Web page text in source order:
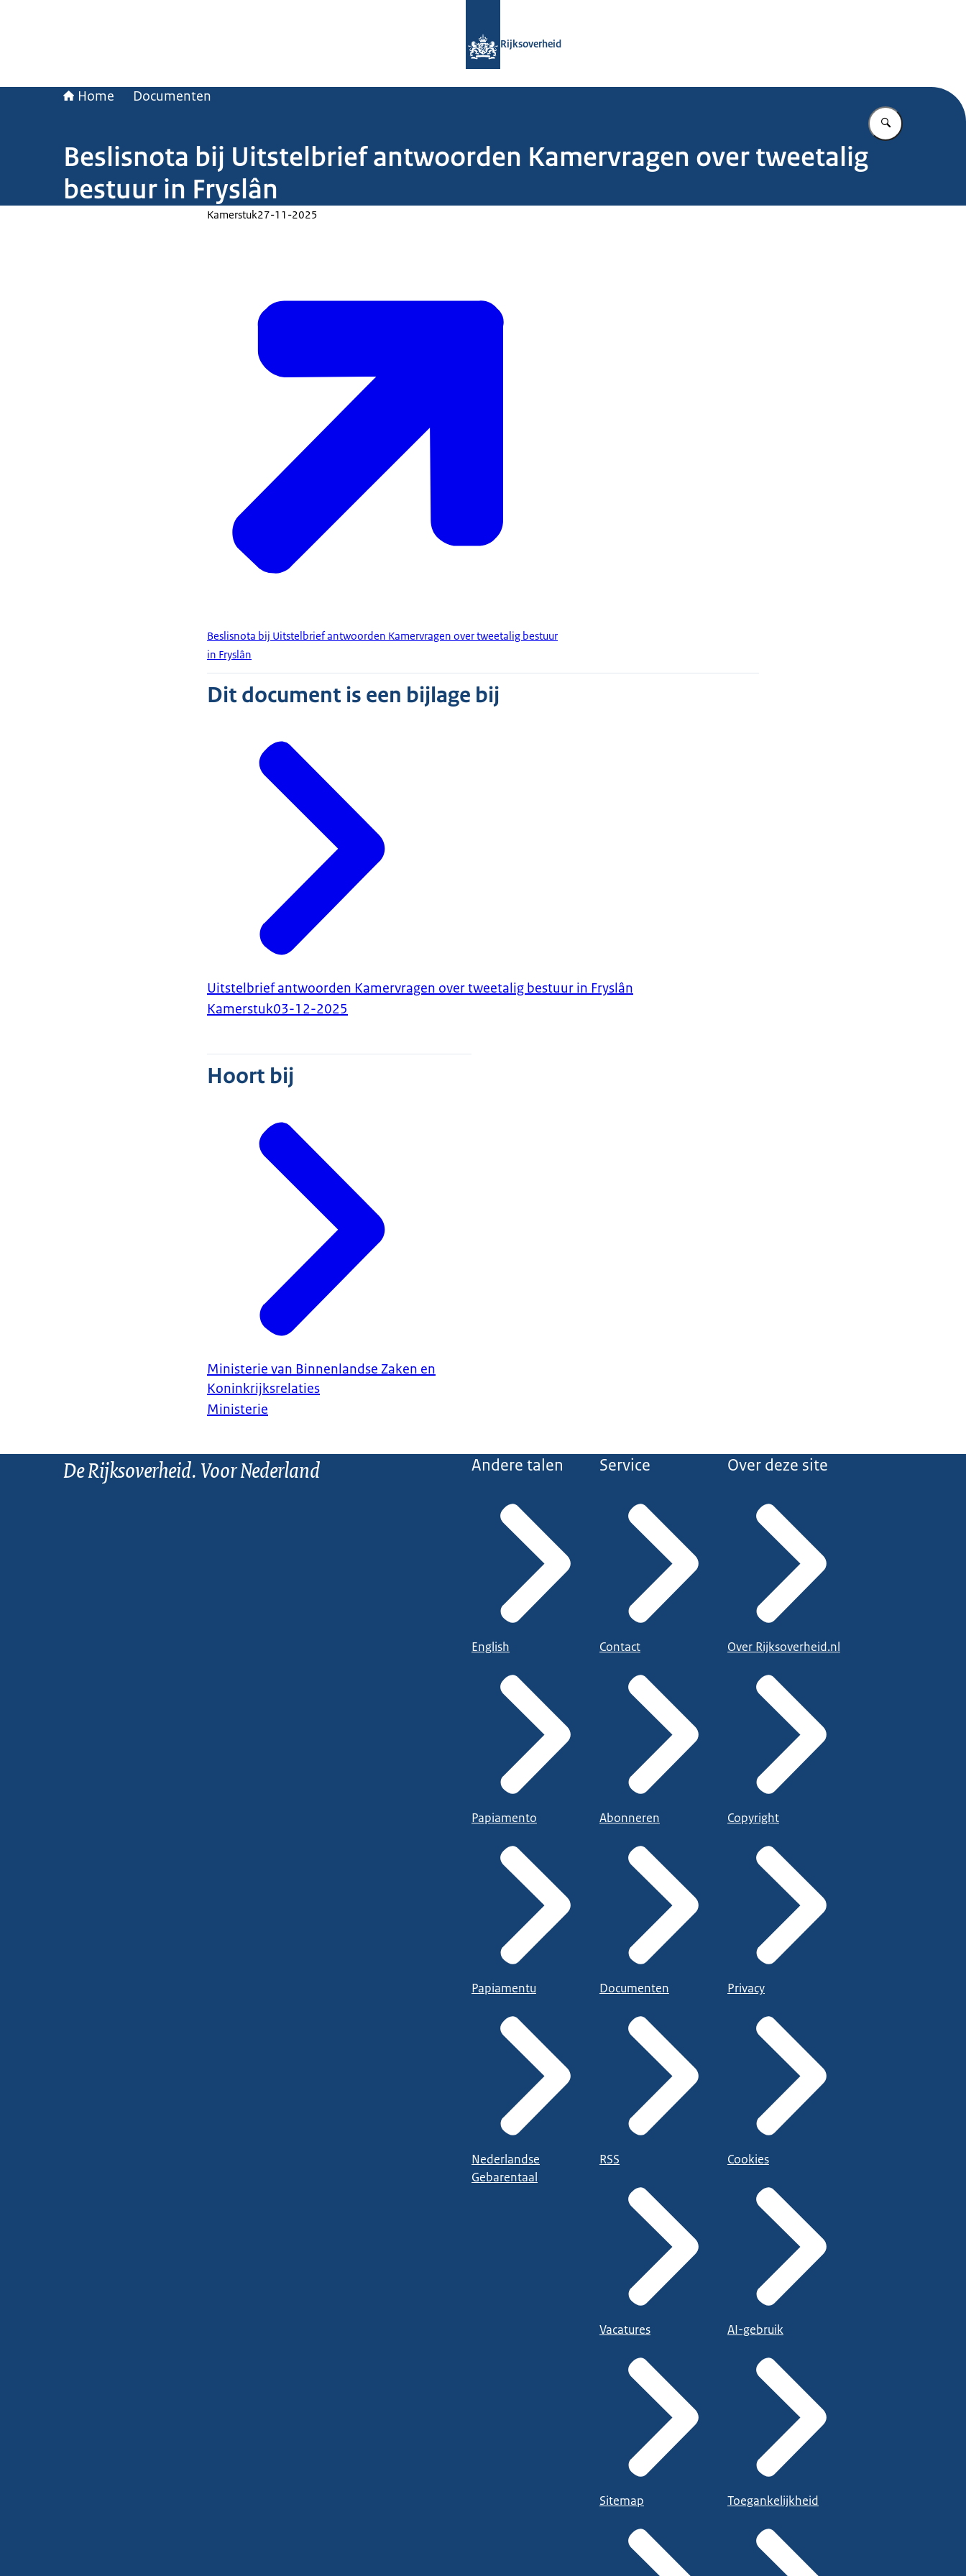
Rijksoverheid
Home Documenten
Vul in wat u
Beslisnota bij Uitstelbrief antwoorden Kamervragen over tweetalig
bestuur in Fryslân
Kamerstuk27-11-2025
Beslisnota bij Uitstelbrief antwoorden Kamervragen over tweetalig bestuur
in Fryslân
Dit document is een bijlage bij
Uitstelbrief antwoorden Kamervragen over tweetalig bestuur in Fryslân
Kamerstuk03-12-2025
Hoort bij
Ministerie van Binnenlandse Zaken en
Koninkrijksrelaties
Ministerie
De Rijksoverheid. Voor Nederland Andere talen
English
Papiamento
Papiamentu
Nederlandse
Gebarentaal
Service
Contact
Abonneren
Documenten
RSS
Vacatures
Sitemap
Over deze site
Over Rijksoverheid.nl
Copyright
Privacy
Cookies
AI-gebruik
Toegankelijkheid